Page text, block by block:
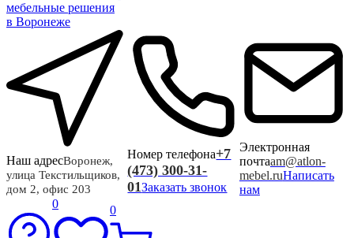
мебельные решения
в Воронеже
Наш адресВоронеж,
улица Текстильщиков,
дом 2, офис 203
Номер телефона+7
(473) 300-31-
01Заказать звонок
Электронная
почтаam@atlon-
mebel.ruНаписать
нам
0 0